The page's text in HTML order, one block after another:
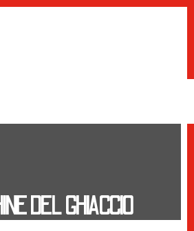
DEL GHIACCIO